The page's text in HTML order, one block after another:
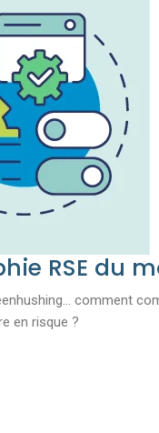
RSE du
comment
en risque ?